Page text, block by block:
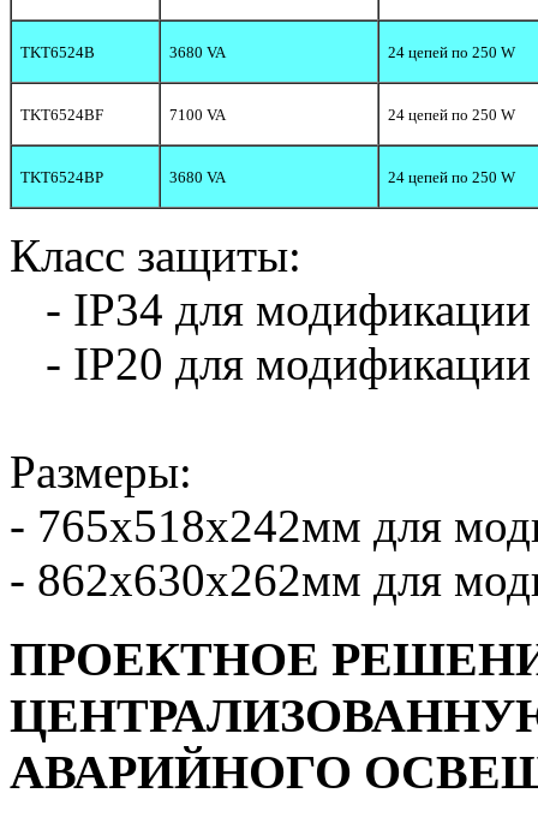
TKT6524B 3680 VA 24 цепей по 250 W
TKT6524BF 7100 VA 24 цепей по 250 W
TKT6524BP 3680 VA 24 цепей по 250 W
Класс защиты:
- IP34 для
- IP20 для
Размеры:
- 765х518х242мм для
- 862x630x262мм для
ПРОЕКТНОЕ
АВАРИЙНОГО